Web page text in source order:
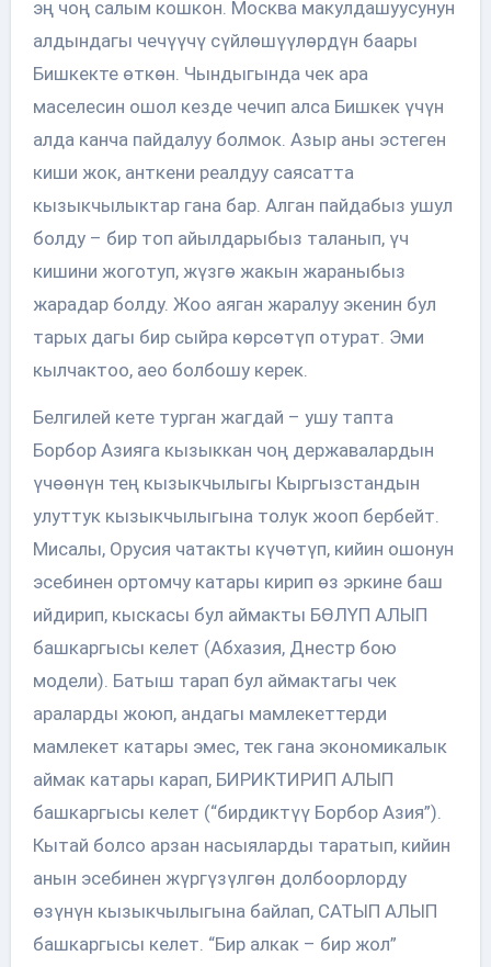
эң чоң салым кошкон. Москва макулдашуусунун
алдындагы чечүүчү сүйлөшүүлөрдүн баары
Бишкекте өткөн. Чындыгында чек ара
маселесин ошол кезде чечип алса Бишкек үчүн
алда канча пайдалуу болмок. Азыр аны эстеген
киши жок, анткени реалдуу саясатта
кызыкчылыктар гана бар. Алган пайдабыз ушул
болду – бир топ айылдарыбыз таланып, үч
кишини жоготуп, жүзгө жакын жараныбыз
жарадар болду. Жоо аяган жаралуу экенин бул
тарых дагы бир сыйра көрсөтүп отурат. Эми
кылчактоо, аео болбошу керек.
Белгилей кете турган жагдай – ушу тапта
Борбор Азияга кызыккан чоң державалардын
үчөөнүн тең кызыкчылыгы Кыргызстандын
улуттук кызыкчылыгына толук жооп бербейт.
Мисалы, Орусия чатакты күчөтүп, кийин ошонун
эсебинен ортомчу катары кирип өз эркине баш
ийдирип, кыскасы бул аймакты БӨЛҮП АЛЫП
башкаргысы келет (Абхазия, Днестр бою
модели). Батыш тарап бул аймактагы чек
араларды жоюп, андагы мамлекеттерди
мамлекет катары эмес, тек гана экономикалык
аймак катары карап, БИРИКТИРИП АЛЫП
башкаргысы келет (“бирдиктүү Борбор Азия”).
Кытай болсо арзан насыяларды таратып, кийин
анын эсебинен жүргүзүлгөн долбоорлорду
өзүнүн кызыкчылыгына байлап, САТЫП АЛЫП
башкаргысы келет. “Бир алкак – бир жол”